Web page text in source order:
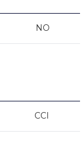
NO
CCI